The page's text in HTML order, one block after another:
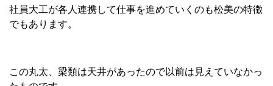
社員大工が各人連携して仕事を進めていくのも松美の特徴
でもあります。
この丸太、梁類は天井があったので以前は見えていなかっ